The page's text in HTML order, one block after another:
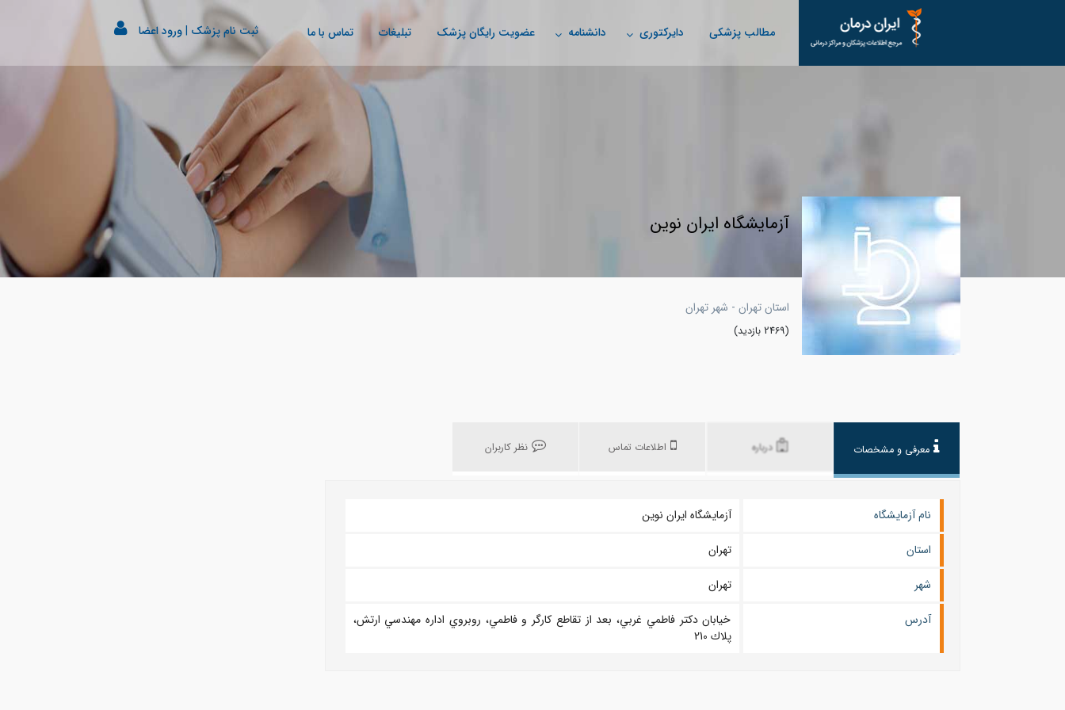
مطالب پزشکی دایرکتوری دانشنامه عضویت رایگان پزشک تبلیغات تماس با ما ثبت نام پزشک |ورود اعضا
آزمایشگاه ایران نوین
استان تهران - شهر تهران
(2469 بازدید)
معرفی و مشخصات درباره اطلاعات تماس نظر کاربران
نام آزمایشگاه
آزمایشگاه ایران نوین
استان
تهران
شهر
تهران
آدرس
خيابان دكتر فاطمي غربي، بعد از تقاطع كارگر و فاطمي، روبروي اداره مهندسي ارتش،
پلاك 210